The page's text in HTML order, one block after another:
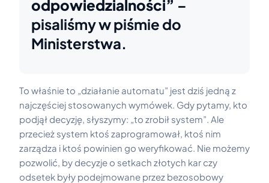
odpowiedzialności” –
pisaliśmy w piśmie do
Ministerstwa.
To właśnie to „działanie automatu” jest dziś jedną z
najczęściej stosowanych wymówek. Gdy pytamy, kto
podjął decyzję, słyszymy: „to zrobił system”. Ale
przecież system ktoś zaprogramował, ktoś nim
zarządza i ktoś powinien go weryfikować. Nie możemy
pozwolić, by decyzje o setkach złotych kar czy
odsetek były podejmowane przez bezosobowy